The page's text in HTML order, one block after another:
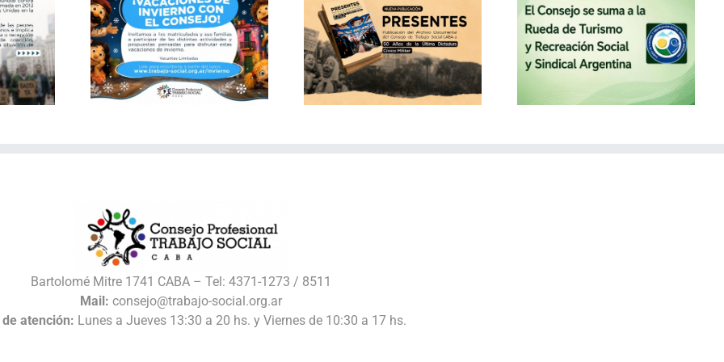
invierno
Publicación: Archivo
documental del Consejo
de Trabajo Social CABA
El Consejo se suma a la
Rueda de Turismo y
Recreación Social y
Sindical Argentina
Bartolomé Mitre 1741 CABA – Tel: 4371-1273 / 8511
Mail: consejo@trabajo-social.org.ar
atención: Lunes a Jueves 13:30 a 20 hs. y Viernes de 10:30 a 17 hs.